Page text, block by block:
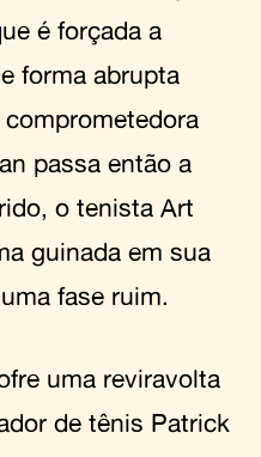
é forçada a
forma abrupta
passa então a
o tenista Art
guinada em sua
fase ruim.
uma reviravolta
de tênis Patrick